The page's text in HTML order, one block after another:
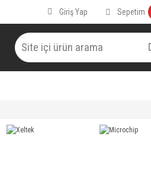
Giriş Yap Sepetim